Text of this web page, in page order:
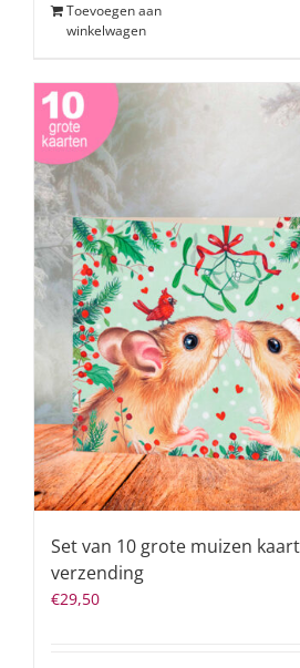
Toevoegen aan
winkelwagen
Set van 10 grote muizen
verzending
€29,50